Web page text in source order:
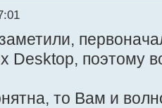
Desktop, поэтому
то Вам и